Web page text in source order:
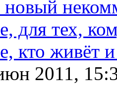
для тех,
кто живёт
2011,